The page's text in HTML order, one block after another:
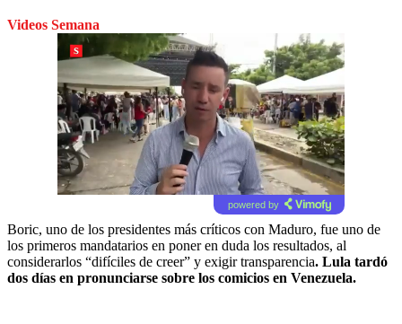
Videos Semana
powered by
Boric, uno de los presidentes más críticos con Maduro, fue uno de
los primeros mandatarios en poner en duda los resultados, al
considerarlos “difíciles de creer” y exigir transparencia. Lula tardó
dos días en pronunciarse sobre los comicios en Venezuela.